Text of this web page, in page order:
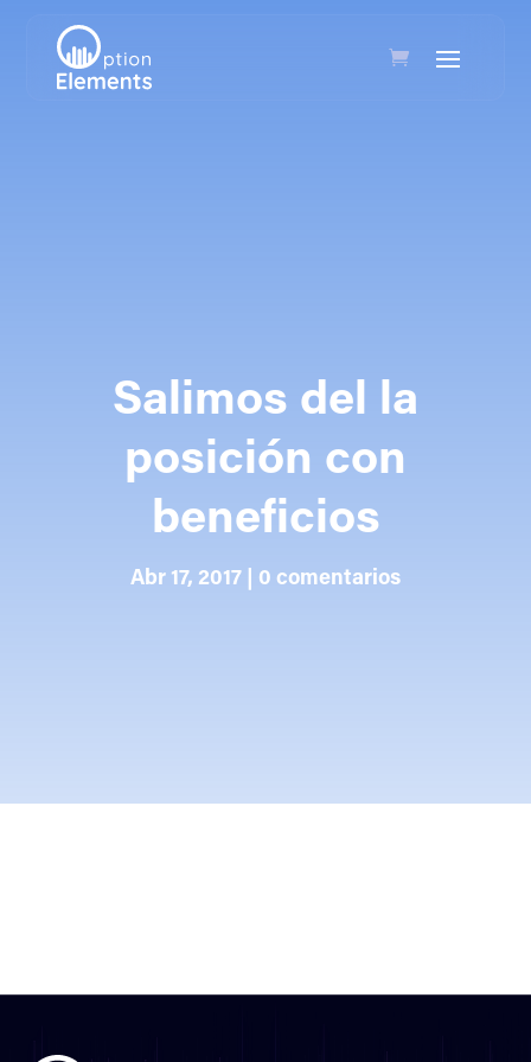
Salimos del la
posición con
beneficios
Abr 17, 2017 0 comentarios